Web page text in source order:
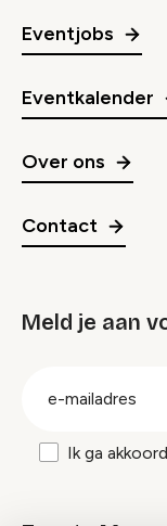
Eventjobs
Eventkalender
Over ons
Contact
Meld je aan
Ik ga